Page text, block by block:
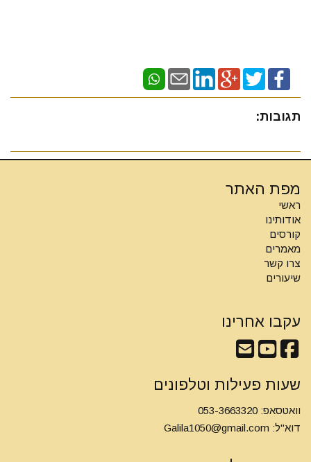
תגובות:
מפת האתר
ראשי
אודותינו
קורסים
מאמרים
צרו קשר
שיעורים
עקבו אחרינו
שעות פעילות וטלפונים
וואטסאפ: 053-3663320
דוא"ל: Galila1050@gmail.com